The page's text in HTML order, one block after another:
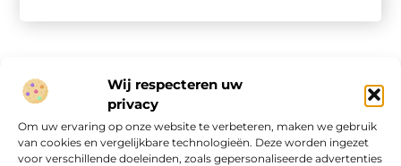
Wij respecteren uw
privacy
Om uw ervaring op onze website te verbeteren, maken we gebruik
van cookies en vergelijkbare technologieën. Deze worden ingezet
voor verschillende doeleinden, zoals gepersonaliseerde advertenties
Onze informatie